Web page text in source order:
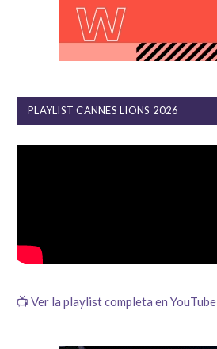
PLAYLIST CANNES LIONS 2026
📺 Ver la playlist completa en YouTube